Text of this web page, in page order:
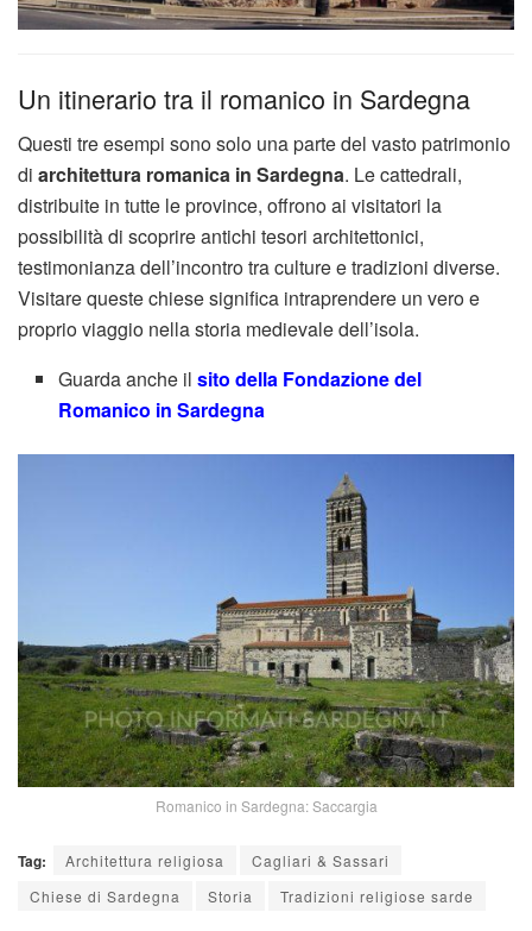
Un itinerario tra il romanico in Sardegna
Questi tre esempi sono solo una parte del vasto patrimonio
di architettura romanica in Sardegna. Le cattedrali,
distribuite in tutte le province, offrono ai visitatori la
possibilità di scoprire antichi tesori architettonici,
testimonianza dell’incontro tra culture e tradizioni diverse.
Visitare queste chiese significa intraprendere un vero e
proprio viaggio nella storia medievale dell’isola.
Guarda anche ilsito della Fondazione del
Romanico in Sardegna
Romanico in Sardegna: Saccargia
Tag: Architettura religiosa
Cagliari & Sassari
Chiese di Sardegna
Storia Tradizioni religiose sarde